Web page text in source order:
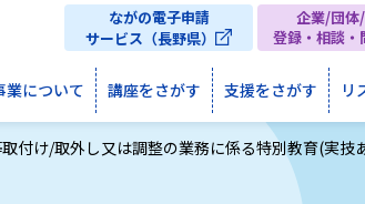
業について 講座をさがす 支援をさがす リ
企業/団体
登録・相談・
ながの電子申請
サービス（長野県）
付け/取外し又は調整の業務に係る特別教育(実技